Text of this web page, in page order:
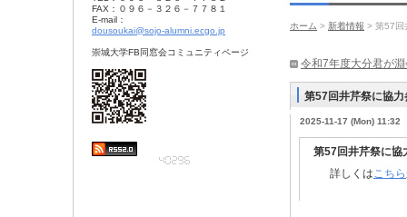
ホーム > 新着情報 > 第57回
令和7年度大分君が
第57回井芹祭に協力
2025-11-17 (Mon) 11:32
第57回井芹祭に協
詳しくはこちら
FAX：０９６－３２６－７７８１
E-mail：
dousoukai@sojo-alumni.ecgo.jp
崇城大学FB同窓会コミュニティページ